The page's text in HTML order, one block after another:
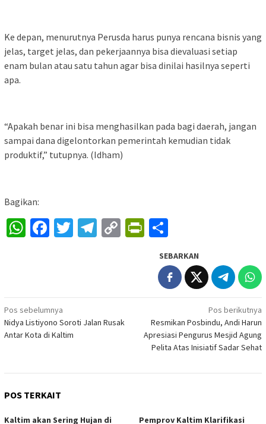
Ke depan, menurutnya Perusda harus punya rencana bisnis yang
jelas, target jelas, dan pekerjaannya bisa dievaluasi setiap
enam bulan atau satu tahun agar bisa dinilai hasilnya seperti
apa.
“Apakah benar ini bisa menghasilkan pada bagi daerah, jangan
sampai dana digelontorkan pemerintah kemudian tidak
produktif,” tutupnya. (Idham)
Bagikan:
WhatsApp
Facebook
Twitter
Telegram
CopyPrintFriendly
SEBARKAN
Navigasi
pos
Pos sebelumnya
Nidya Listiyono Soroti Jalan Rusak
Antar Kota di Kaltim
Pos berikutnya
Resmikan Posbindu, Andi Harun
Apresiasi Pengurus Mesjid Agung
Pelita Atas Inisiatif Sadar Sehat
POS TERKAIT
Kaltim akan Sering Hujan di Pemprov Kaltim Klarifikasi